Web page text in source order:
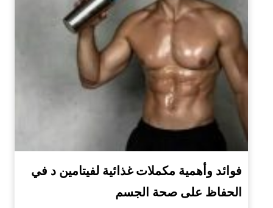
فوائد وأهمية مكملات غذائية لفيتامين د في
الحفاظ على صحة الجسم